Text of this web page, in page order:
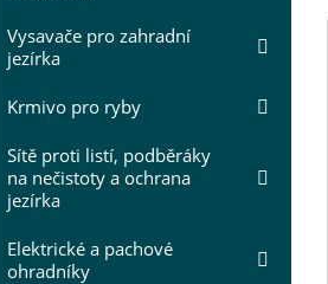
Vysavače pro zahradní
jezírka
Krmivo pro ryby
Sítě proti listí, podběráky
na nečistoty a ochrana
jezírka
Elektrické a pachové
ohradníky